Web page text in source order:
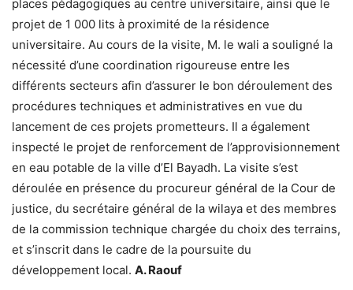
places pédagogiques au centre universitaire, ainsi que le
projet de 1 000 lits à proximité de la résidence
universitaire. Au cours de la visite, M. le wali a souligné la
nécessité d’une coordination rigoureuse entre les
différents secteurs afin d’assurer le bon déroulement des
procédures techniques et administratives en vue du
lancement de ces projets prometteurs. Il a également
inspecté le projet de renforcement de l’approvisionnement
en eau potable de la ville d’El Bayadh. La visite s’est
déroulée en présence du procureur général de la Cour de
justice, du secrétaire général de la wilaya et des membres
de la commission technique chargée du choix des terrains,
et s’inscrit dans le cadre de la poursuite du
développement local. A. Raouf